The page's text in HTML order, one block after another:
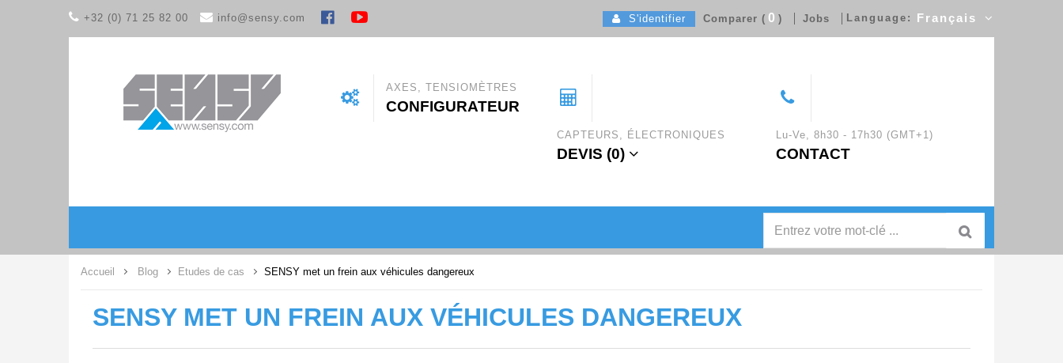
+32 (0) 71 25 82 00 info@sensy.com S'identifier Comparer ( 0 ) Jobs Language: Français
AXES, TENSIOMÈTRES
CONFIGURATEUR
CAPTEURS, ÉLECTRONIQUES
DEVIS (0)
Lu-Ve, 8h30 - 17h30 (GMT+1)
CONTACT
Accueil Blog Etudes de cas SENSY met un frein aux véhicules dangereux
SENSY MET UN FREIN AUX VÉHICULES DANGEREUX